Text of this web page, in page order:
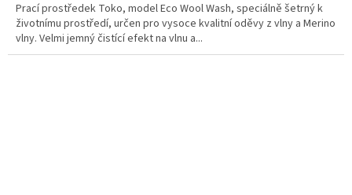
Prací prostředek Toko, model Eco Wool Wash, speciálně šetrný k
životnímu prostředí, určen pro vysoce kvalitní oděvy z vlny a Merino
vlny. Velmi jemný čistící efekt na vlnu a...